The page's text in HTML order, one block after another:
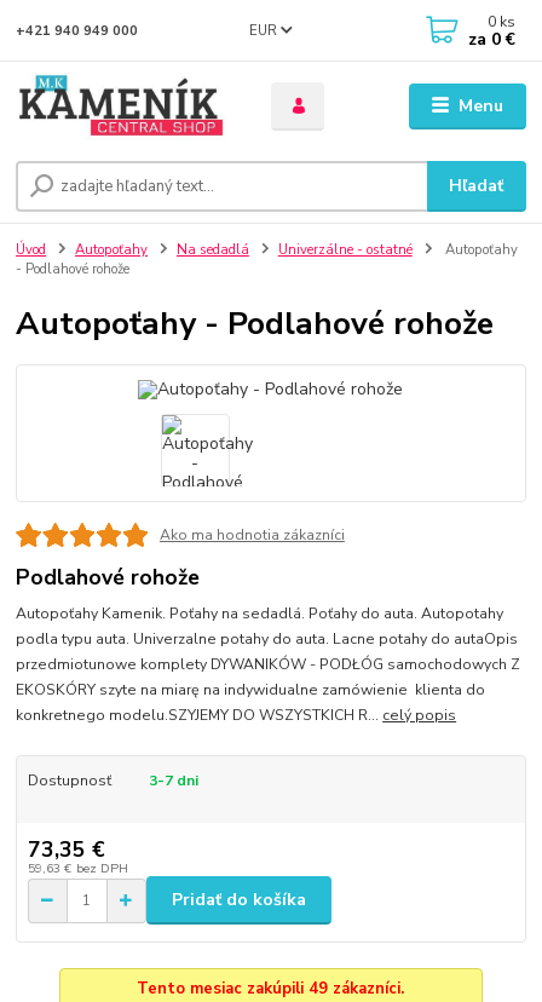
Menu
EUR
Hľadať
+421 940 949 000 0 ks
za 0 €
Úvod Autopoťahy Na sedadlá Univerzálne - ostatné
Autopoťahy
- Podlahové rohože
Autopoťahy - Podlahové rohože
Ako ma hodnotia zákazníci
Podlahové rohože
Autopoťahy Kamenik. Poťahy na sedadlá. Poťahy do auta. Autopotahy
podla typu auta. Univerzalne potahy do auta. Lacne potahy do autaOpis
przedmiotunowe komplety DYWANIKÓW - PODŁÓG samochodowych Z
EKOSKÓRY szyte na miarę na indywidualne zamówienie klienta do
konkretnego modelu.SZYJEMY DO WSZYSTKICH R... celý popis
Dostupnosť 3-7 dni
73,35 €
59,63 € bez DPH
Pridať do košíka
Tento mesiac zakúpili 49 zákazníci.